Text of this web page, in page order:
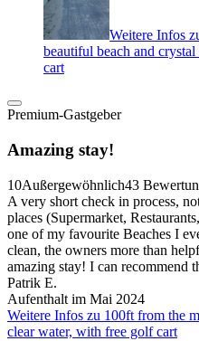
Weitere Infos
beautiful beach and
cart
Premium-Gastgeber
Amazing stay!
10Außergewöhnlich43
A very short check in process,
places (Supermarket,
one of my favourite Beaches I
clean, the owners more than
amazing stay! I can recommend
Patrik E.
Aufenthalt im Mai 2024
Weitere Infos zu 100ft from the
clear water, with free golf cart